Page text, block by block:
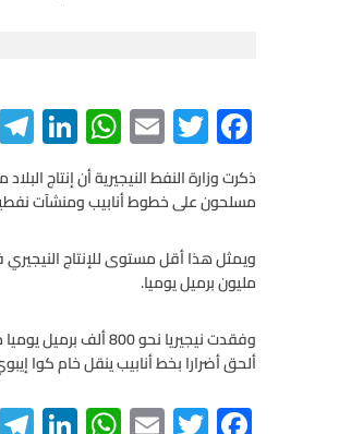
F
ac
e
b
o
o
k
T
wi
tt
er
E
m
ail
W
h
at
s
A
p
Li
n
ke
n
مسلحون على خطوط أنابيب ومنشآت
مليون برميل يوميا.
وفقدت نيجيريا نحو
ألحق أضرارا بخط أنابيب ينقل خام كوا